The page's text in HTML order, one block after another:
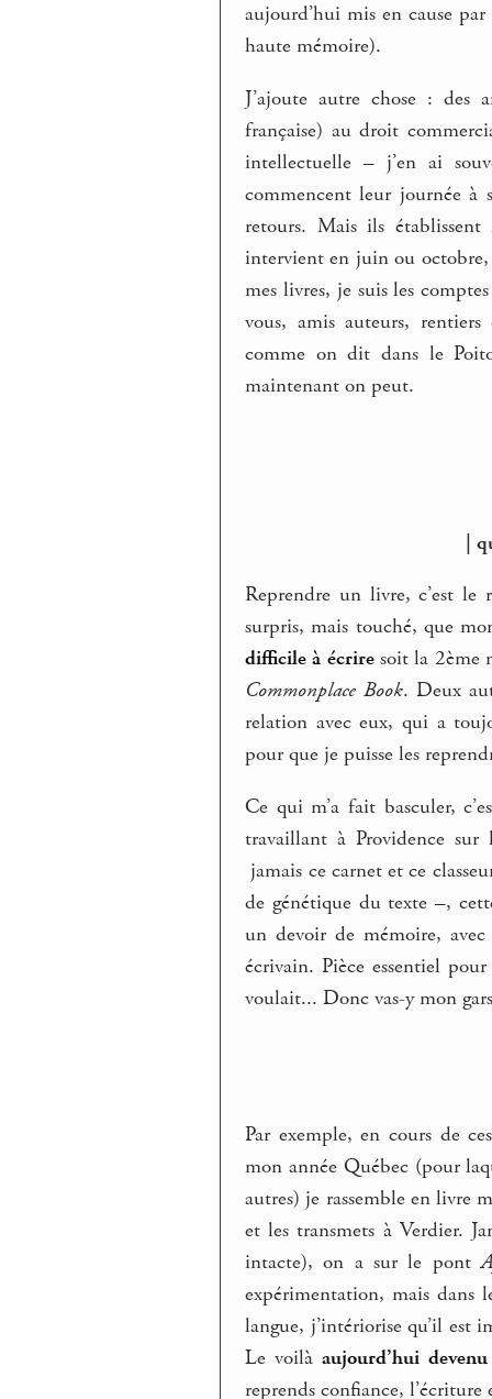
aujourd’hui mis en cause
haute mémoire).
J’ajoute autre chose : des
française) au droit
intellectuelle – j’en ai
commencent leur journée à
retours. Mais ils
intervient en juin ou octobre,
mes livres, je suis les
vous, amis auteurs,
comme on dit dans le
maintenant on peut.
|
Reprendre un livre, c’est le
surpris, mais touché, que
difficile à écriresoit la 2ème
Commonplace Book. Deux
relation avec eux, qui a
pour que je puisse les
Ce qui m’a fait basculer,
travaillant à Providence sur
jamais ce carnet et ce
de génétique du texte –,
un devoir de mémoire,
écrivain. Pièce essentiel
voulait... Donc vas-y mon
Par exemple, en cours de
mon année Québec (pour
autres) je rassemble en livre
et les transmets à Verdier.
intacte), on a sur le pont
expérimentation, mais dans
langue, j’intériorise qu’il est
Le voilà aujourd’hui
reprends confiance,